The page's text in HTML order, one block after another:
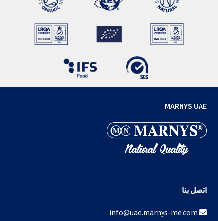
MARNYS UAE
اتصل بنا
info@uae.marnys-me.com